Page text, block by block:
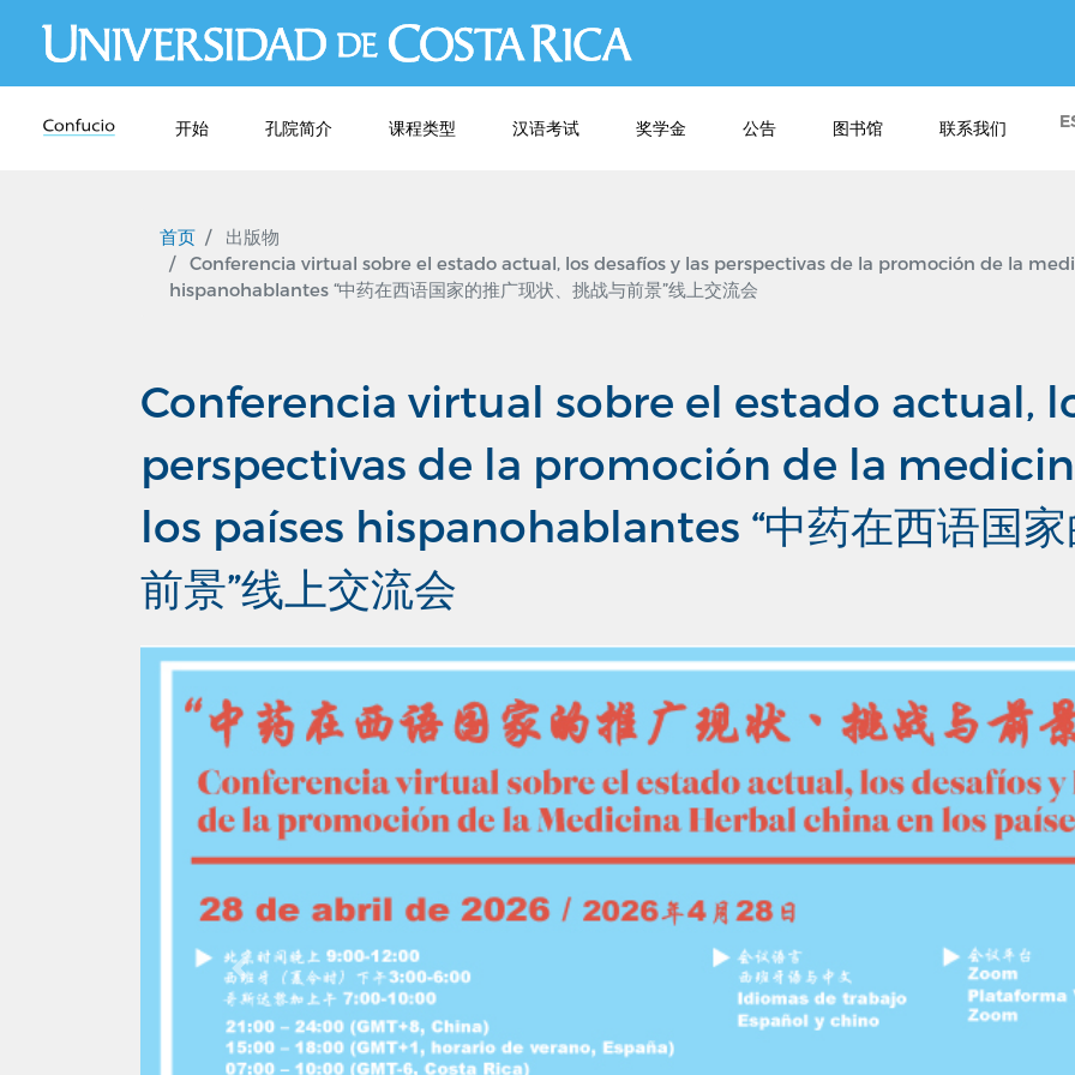
开始 孔院简介 课程类型 汉语考试 奖学金 公告 图书馆 联系我们
首页
出版物
Conferencia virtual sobre el estado actual, los desafíos y las perspectivas de la promoción de la
hispanohablantes “中药在西语国家的推广现状、挑战与前景”线上交流会
Conferencia virtual sobre el estado actual,
perspectivas de la promoción de la
los países hispanohablantes “中药在西语国家
前景”线上交流会
Previous